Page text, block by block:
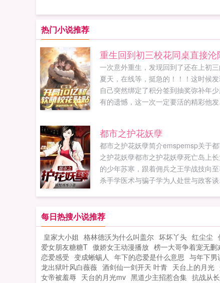
热门小说推荐
重生回到初三校花同桌直接沦
一次意外重生，发现回到了还在上初
夏天，在线等，挺急的！！！这时候
自己突然绑定了积分签到抽奖弥补年
有的遗憾，这一次一定要活的精彩他
断更！！！！日常温馨，不会有任何毒
不套路，不无脑舒适风格...
都市之护花妖孽
都市之护花妖孽简介emspemsp关于
之护花妖孽都市之护花妖孽死亡岛上
的少年苏寒，跟着佣兵之王学战技向
杀手学医术与骗子学为人处世与政客
每日热搜小说推荐
皇家大小姐 格林德沃为什么叫盖尔 坏坏丫头 红尘尘
爱女朋友糖糖T 傲娇女王动漫播放 榜一大哥争着宠无删
恋爱感受 变成蜥蜴人 年下的恋爱是什么意思 与年下男
龙出狱叶风白薇薇 酒剑仙一剑开天 叶青 天台上的月光
女帝被羞辱 天台的月光mv 黑道少主招惹合集 抗战从